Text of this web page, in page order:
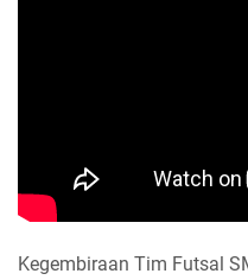
Kegembiraan Tim Futsal